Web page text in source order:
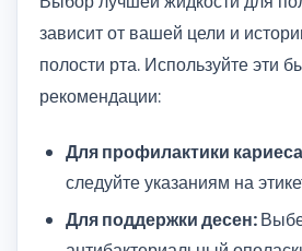
зависит от вашей цели и
полости рта. Используйте эти
рекомендации:
Для профилактики
следуйте указаниям на
Для поддержки десен: